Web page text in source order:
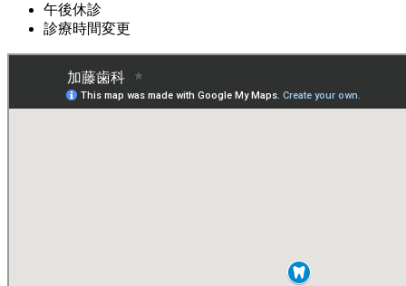
午後休診
診療時間変更